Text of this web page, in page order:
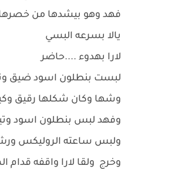
فهد وهو بيشدها من خصرها
يالا بسرعه البسي
لارا بهدوء ....حاضر
لبست بنطلون اسود ضيق
وشها وكان شكلها رقيق
وفهد لبس بنطلون اسود
ولبس ساعته الروليكس ورش
وخرج ولقا لارا واقفه